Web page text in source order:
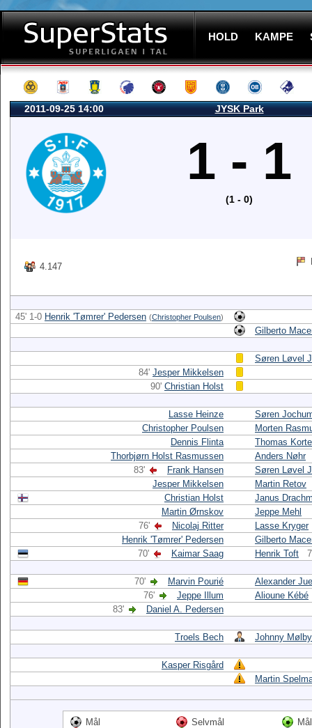
HOLD KAMPE
2011-09-25 14:00 JYSK Park
1 - 1
(1 - 0)
4.147
45' 1-0 Henrik 'Tømrer' Pedersen (Christopher Poulsen)
Gilberto
Søren Løvel
84' Jesper Mikkelsen
90' Christian Holst
Lasse Heinze
Søren
Christopher Poulsen
Morten
Dennis Flinta
Thomas
Thorbjørn Holst Rasmussen
Anders Nøhr
83'
Frank Hansen
Søren Løvel
Jesper Mikkelsen
Martin Retov
Christian Holst
Janus
Martin Ørnskov
Jeppe Mehl
76'
Nicolaj Ritter
Lasse Kryger
Henrik 'Tømrer' Pedersen
Gilberto
70'
Kaimar Saag Henrik Toft
70' Marvin Pourié
Alexander
76'
Jeppe Illum
Alioune Kébé
83'
Daniel A. Pedersen
Troels Bech Johnny Mølby
Kasper Risgård
Martin
Mål Selvmål